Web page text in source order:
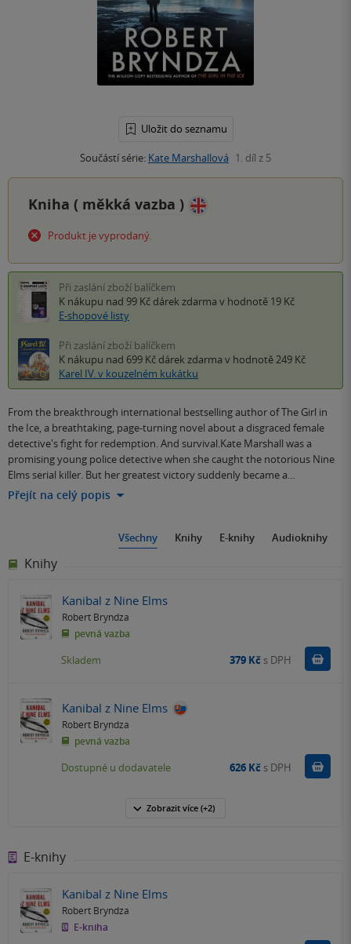
Uložit do seznamu
Součástí série: Kate Marshallová 1. díl z 5
Kniha ( měkká vazba )
Produkt je vyprodaný.
Při zaslání zboží balíčkem
K nákupu nad 99 Kč dárek zdarma v hodnotě 19 Kč
E-shopové listy
Při zaslání zboží balíčkem
K nákupu nad 699 Kč dárek zdarma v hodnotě 249 Kč
Karel IV. v kouzelném kukátku
From the breakthrough international bestselling author of The Girl in
the Ice, a breathtaking, page-turning novel about a disgraced female
detective's fight for redemption. And survival.Kate Marshall was a
promising young police detective when she caught the notorious Nine
Elms serial killer. But her greatest victory suddenly became a…
Přejít na celý popis
Všechny Knihy E-knihy Audioknihy
Knihy
Kanibal z Nine Elms
Robert Bryndza
pevná vazba
Skladem 379 Kč s DPH
Kanibal z Nine Elms
Robert Bryndza
pevná vazba
Dostupné u dodavatele 626 Kč s DPH
Zobrazit více (+2)
E-knihy
Kanibal z Nine Elms
Robert Bryndza
E-kniha